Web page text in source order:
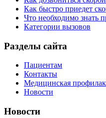
Как быстро приедет
Что необходимо знать
Категории вызовов
Разделы сайта
Пациентам
Контакты
Медицинская
Новости
Новости